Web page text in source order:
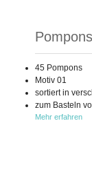
45 Pompons
Motiv 01
sortiert in
zum Basteln
Mehr erfahren